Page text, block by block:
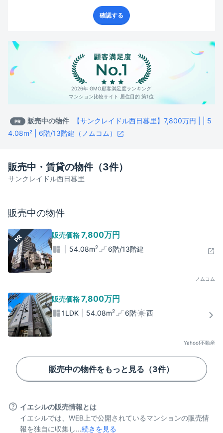
確認する
2026年 GMO顧客満足度ランキング
マンション比較サイト 居住目的 第1位
PR 販売中の物件
【サンクレイドル西日暮里】7,800万円 | | 5
4.08m² | 6階/13階建（ノムコム）
サンクレイドル西日暮里
販売中・賃貸の物件（3件）
販売中の物件
PR 販売価格7,800万円
54.08m2 6階/13階建
ノムコム
販売価格7,800万円
1LDK 54.08m2 6階 西
Yahoo!不動産
販売中の物件をもっと見る（3件）
イエシルの販売情報とは
イエシルでは、WEB上で公開されているマンションの販売情
報を独自に収集し...続きを見る